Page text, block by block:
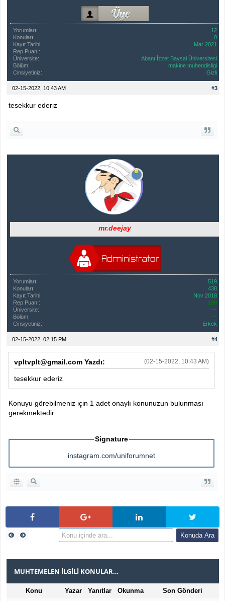
Yorumları:
12
Konuları:
0
Kayıt Tarihi:
Mar 2021
Rep Puanı:
Üniversite:
Abant İzzet Baysal Üniversitesi
Bölüm:
makine muhendisligi
Cinsiyetiniz:
Gizli
#3
02-15-2022, 10:43 AM
tesekkur ederiz
mr.deejay
Yorumları:
519
Konuları:
438
Kayıt Tarihi:
Nov 2018
Rep Puanı:
139
Üniversite:
---
Bölüm:
---
Cinsiyetiniz:
Erkek
#4
02-15-2022, 02:15 PM
(02-15-2022, 10:43 AM)
vpltvplt@gmail.com Yazdı:
tesekkur ederiz
Konuyu görebilmeniz için 1 adet onaylı konunuzun bulunması
gerekmektedir.
Signature
instagram.com/uniforumnet
MUHTEMELEN İLGILI KONULAR…
Konu Yazar Yanıtlar Okunma Son Gönderi